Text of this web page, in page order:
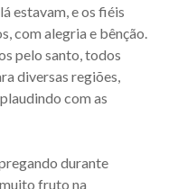
estavam, e os fiéis
com alegria e bênção.
pelo santo, todos
diversas regiões,
com as
durante
fruto na